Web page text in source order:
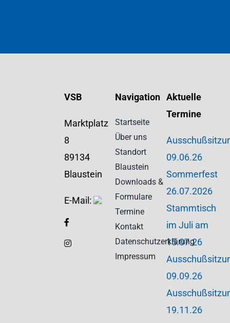
VSB
Marktplatz
8
89134
Blaustein
E-Mail:
Navigation
Startseite
Über uns
Standort
Blaustein
Downloads &
Formulare
Termine
Kontakt
Datenschutzerklärung
Impressum
Aktuelle
Termine
09.06.26
Sommerfest
26.07.2026
Stammtisch
im Juli am
15.07.26
09.09.26
19.11.26